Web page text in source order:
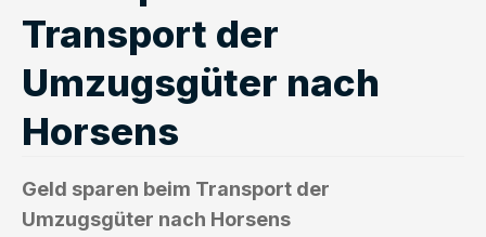
Transport der
Umzugsgüter nach
Horsens
Geld sparen beim Transport der
Umzugsgüter nach Horsens